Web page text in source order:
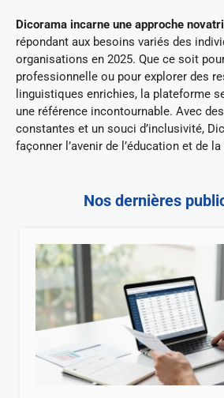
Dicorama incarne une approche
répondant aux besoins variés des
organisations en 2025. Que ce soit
professionnelle ou pour explorer des
linguistiques enrichies, la plateforme
une référence incontournable. Avec
constantes et un souci d’inclusivité,
façonner l’avenir de l’éducation et de
Nos dernières